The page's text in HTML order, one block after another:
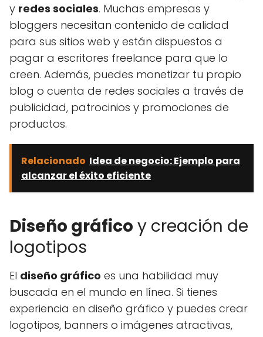
y redes sociales. Muchas empresas y
bloggers necesitan contenido de calidad
para sus sitios web y están dispuestos a
pagar a escritores freelance para que lo
creen. Además, puedes monetizar tu propio
blog o cuenta de redes sociales a través de
publicidad, patrocinios y promociones de
productos.
Relacionado Idea de negocio: Ejemplo para
alcanzar el éxito eficiente
Diseño gráfico y creación de
logotipos
El diseño gráfico es una habilidad muy
buscada en el mundo en línea. Si tienes
experiencia en diseño gráfico y puedes crear
logotipos, banners o imágenes atractivas,